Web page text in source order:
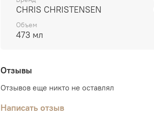
CHRIS CHRISTENSEN
Объем
473 мл
Отзывы
Отзывов еще никто не оставлял
Написать отзыв